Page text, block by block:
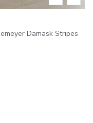
Damask Stripes